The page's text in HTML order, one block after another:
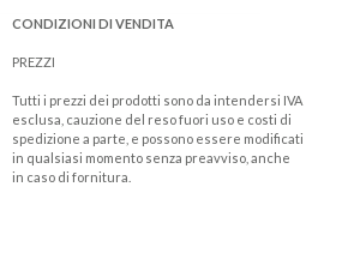
CONDIZIONI DI VENDITA
PREZZI
Tutti i prezzi dei prodotti sono da intendersi IVA
esclusa, cauzione del reso fuori uso e costi di
spedizione a parte, e possono essere modificati
in qualsiasi momento senza preavviso, anche
in caso di fornitura.